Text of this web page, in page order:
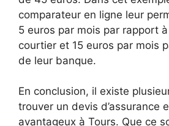
comparateur en ligne leur
5 euros par mois par rapport
courtier et 15 euros par mois
de leur banque.
En conclusion, il existe
trouver un devis d’assurance
avantageux à Tours. Que ce